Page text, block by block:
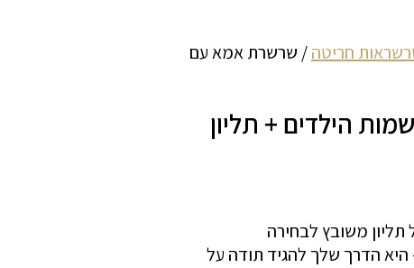
חריטה/ שרשרת אמא עם
הילדים + תליון
משובץ לבחירה
הדרך שלך להגיד תודה על